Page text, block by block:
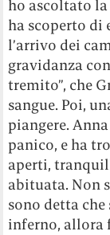
ho ascoltato la
ha scoperto di
l’arrivo dei
gravidanza
tremito”, che
sangue. Poi,
piangere.
panico, e ha
aperti,
abituata. Non
sono detta
inferno, allora